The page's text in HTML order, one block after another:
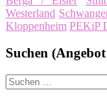
Westerland
Kloppenheim PEKiP
Suchen
Suche
nach: